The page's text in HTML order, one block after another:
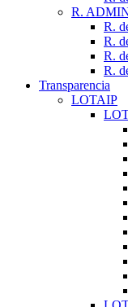
R.
R.
R.
R.
R.
Transparencia
LOTAIP